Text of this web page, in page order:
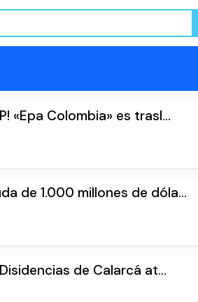
«Epa Colombia» es trasl...
de 1.000 millones de dóla...
de Calarcá at...